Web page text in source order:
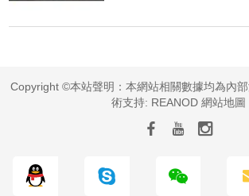
Copyright ©本站聲明：本網站相關數據均為內部
術支持: REANOD 網站地圖